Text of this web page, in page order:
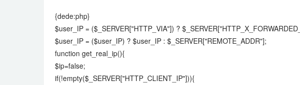
{dede:php}
$user_IP = ($_SERVER["HTTP_VIA"]) ?
$user_IP = ($user_IP) ? $user_IP : $_SERVER["REMOTE_ADDR"];
function get_real_ip(){
$ip=false;
if(!empty($_SERVER["HTTP_CLIENT_IP"])){